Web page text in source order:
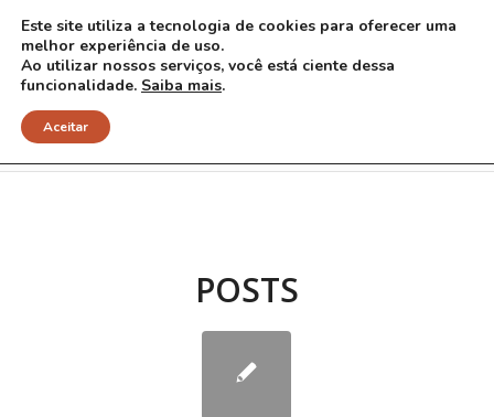
Arquivo para Tag: laser
POSTS
Este site utiliza a tecnologia de cookies para oferecer uma
melhor experiência de uso.
Ao utilizar nossos serviços, você está ciente dessa
funcionalidade. Saiba mais.
Aceitar